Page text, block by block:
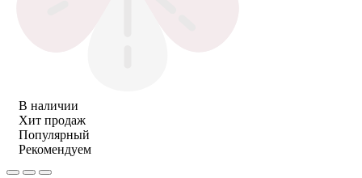
В наличии
Хит продаж
Популярный
Рекомендуем